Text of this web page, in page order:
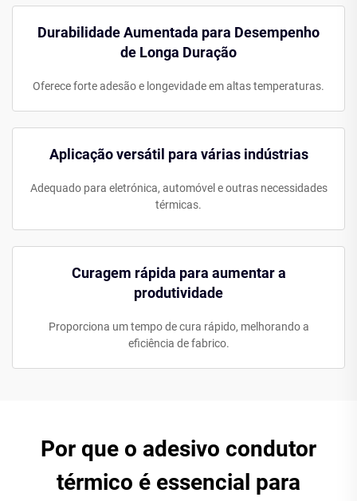
Durabilidade Aumentada para Desempenho
de Longa Duração
Oferece forte adesão e longevidade em altas temperaturas.
Aplicação versátil para várias indústrias
Adequado para eletrónica, automóvel e outras necessidades
térmicas.
Curagem rápida para aumentar a
produtividade
Proporciona um tempo de cura rápido, melhorando a
eficiência de fabrico.
Por que o adesivo condutor
térmico é essencial para